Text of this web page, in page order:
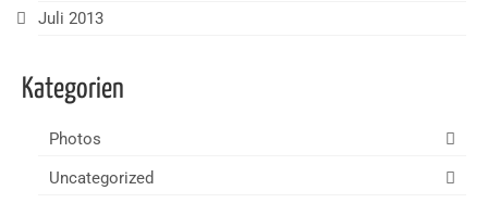
Juli 2013
Kategorien
Photos
Uncategorized